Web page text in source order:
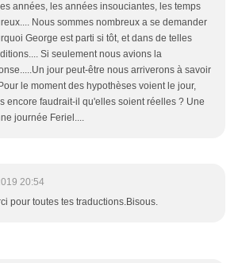
années, les années insouciantes, les temps
Nous sommes nombreux a se demander
George est parti si tôt, et dans de telles
Si seulement nous avions la
jour peut-être nous arriverons à savoir
le moment des hypothèses voient le jour,
encore faudrait-il qu'elles soient réelles ? Une
journée Feriel....
20:54
pour toutes tes traductions.Bisous.